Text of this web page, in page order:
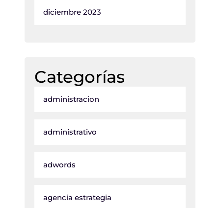
diciembre 2023
Categorías
administracion
administrativo
adwords
agencia estrategia